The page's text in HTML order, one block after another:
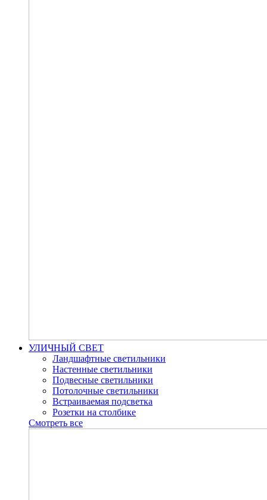
УЛИЧНЫЙ СВЕТ
Ландшафтные светильники
Настенные светильники
Подвесные светильники
Потолочные светильники
Встраиваемая подсветка
Розетки на столбике
Смотреть все